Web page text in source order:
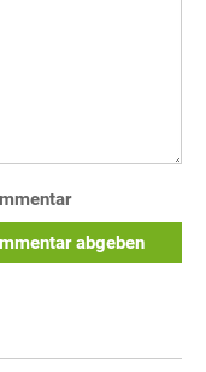
abgeben